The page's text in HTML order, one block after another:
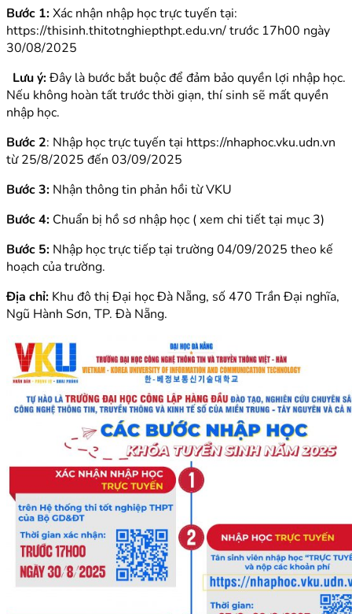
Bước 1:Xác nhận nhập học trực tuyến tại:
https://thisinh.thitotnghiepthpt.edu.vn/ trước 17h00 ngày
30/08/2025
Lưu ý:Đây là bước bắt buộc để đảm bảo quyền lợi nhập học.
Nếu không hoàn tất trước thời giạn, thí sinh sẽ mất quyền
nhập học.
Bước 2: Nhập học trực tuyến tại https://nhaphoc.vku.udn.vn
từ 25/8/2025 đến 03/09/2025
Bước 3: Nhận thông tin phản hồi từ VKU
Bước 4: Chuẩn bị hồ sơ nhập học ( xem chi tiết tại mục 3)
Bước 5: Nhập học trực tiếp tại trường 04/09/2025 theo kế
hoạch của trường.
Địa chỉ: Khu đô thị Đại học Đà Nẵng, số 470 Trần Đại nghĩa,
Ngũ Hành Sơn, TP. Đà Nẵng.